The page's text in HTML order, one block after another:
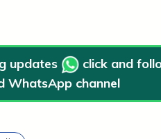
updates
click and
WhatsApp channel